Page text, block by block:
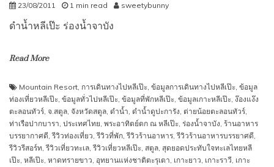
23/08/2011 1 min read sweetybunny
ดำน้ำหลีเป๊ะ ร่องน้ำจาบัง
Read More
Mountain Resort, การเดินทางไปหลีเป๊ะ, ข้อมูลการเดินทางไปหลีเป๊ะ, ข้อมูล
ท่องเที่ยวหลีเป๊ะ, ข้อมูลทั่วไปหลีเป๊ะ, ข้อมูลที่พักหลีเป๊ะ, ข้อมูลเกาะหลีเป๊ะ, ง๊องแง๊ง
ตะลอนทัวร์, จ.สตูล, จังหวัดสตูล, ดำน้ำ, ดำน้ำดูปะการัง, ต่ายน้อยตะลอนทัวร์,
ท่าเรือปากบารา, ประเทศไทย, พระอาทิตย์ตก ณ หลีเป๊ะ, ร่องน้ำจาบัง, ร้านอาหาร
บรรยากาศดี,รีวิวท่องเที่ยว,รีวิวที่พัก,รีวิวร้านอาหาร,รีวิวร้านอาหารบรรยาศดี,
รีวิวรีสอร์ท,รีวิวเที่ยวทะเล,รีวิวเที่ยวหลีเป๊ะ, สตูล, สุดยอดประทับใจทะเลไทยหลี
เป๊ะ, หลีเป๊ะ, หาดทรายขาว, อุทยานแห่งชาติตะรุเตา, เกาะยาว, เกาะราวี, เกาะ